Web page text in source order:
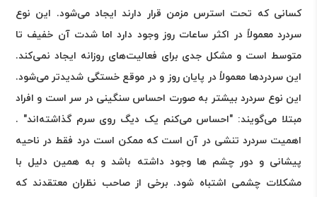
کسانی که تحت استرس مزمن قرار دارند ایجاد می‌شود. این نوع
سردرد معمولاً در اکثر ساعات روز وجود دارد اما شدت آن خفیف تا
متوسط است و مشکل جدی برای فعالیت‌های روزانه ایجاد نمی‌کند.
این سردردها معمولاً در پایان روز و در موقع خستگی شدیدتر می‌شود.
این نوع سردرد بیشتر به صورت احساس سنگینی در سر است و افراد
مبتلا می‌گویند: "احساس می‌کنم یک دیگ روی سرم گذاشته‌اند" .
اهمیت سردرد تنشی در آن است که ممکن است درد فقط در ناحیه
پیشانی و دور چشم ها وجود داشته باشد و به همین دلیل با
مشکلات چشمی اشتباه شود. برخی از صاحب نظران معتقدند که